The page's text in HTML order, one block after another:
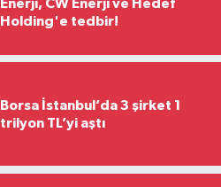
Enerji, CW Enerji ve Hedef
Holding'e tedbir!
Borsa İstanbul’da 3 şirket 1
trilyon TL’yi aştı